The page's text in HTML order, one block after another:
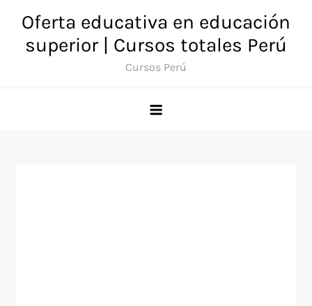
contenido
Oferta educativa en educación
superior | Cursos totales Perú
Cursos Perú